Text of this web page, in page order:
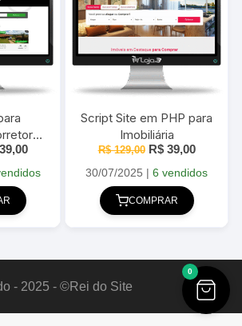
em
39,00O
atual
Script Site em PHP para
Imobiliária
R$129,00 O
original
era:
R$ 129,00.
R$39,00O
atual
30/07/2025 |6 vendidos
COMPRAR
- 2025 - ©Rei do Site
0